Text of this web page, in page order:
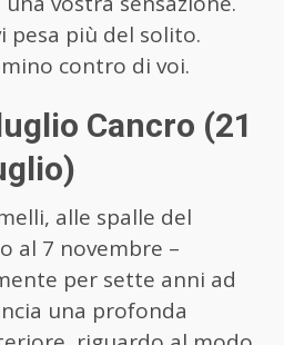
pesa più del solito.
contro di voi.
Cancro (21
alle spalle del
al 7 novembre –
per sette anni ad
una profonda